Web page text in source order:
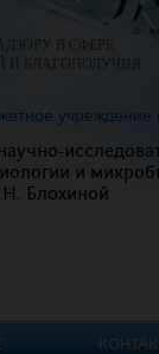
В СФЕРЕ
И БЛАГОПОЛУЧИЯ
учреждение
и
Блохиной